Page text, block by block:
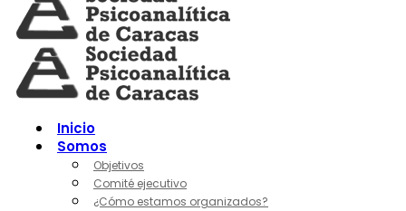
Inicio
Somos
Objetivos
Comité ejecutivo
¿Cómo estamos organizados?